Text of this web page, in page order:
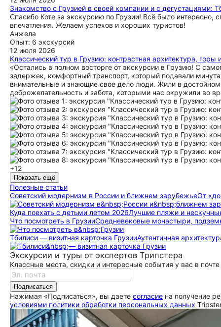
Знакомство с Грузией в своей компании и с дегустациями:
Спасибо Коте за экскурсию по Грузии! Всё было интересно,
впечатления. Желаем успехов и хороших туристов!
Анжела
Опыт: 6 экскурсий
12 июля 2026
Классический тур в Грузию: контрастная архитектура, горы
«Остались в полном восторге от экскурсии в Грузию! С
задержек, комфортный транспорт, который подавали
внимательные и знающие свое дело люди. Жили в
доброжелательность и забота, которыми нас окружили во
+12
Показать ещё
Полезные статьи
Советский модернизм в России и ближнем зарубежьеОт
Куда поехать с детьми летом 2026Лучшие пляжи и
Что посмотреть в ГрузииСредневековые монастыри,
Тбилиси — визитная карточка ГрузииАутентичная
Экскурсии и туры от экспертов Трипстера
Классные места, скидки и интересные события у вас в почте
Подписаться
Нажимая «Подписаться», вы даете согласие на получение
условиями политики обработки персональных данных